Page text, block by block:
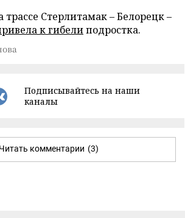
трассе Стерлитамак – Белорецк –
к гибелиподростка.
Подписывайтесь на наши
каналы
Читать комментарии (3)